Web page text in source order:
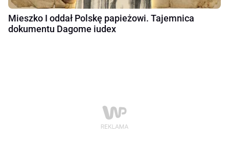
Mieszko I oddał Polskę papieżowi. Tajemnica
dokumentu Dagome iudex